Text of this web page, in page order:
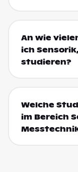
An wie
ich
studieren?
Welche
im Bereich